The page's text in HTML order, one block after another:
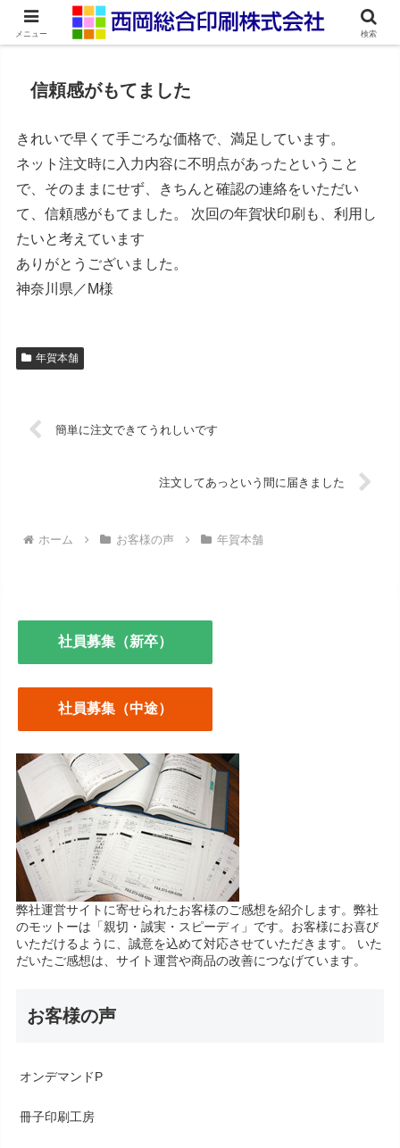
ネット印刷通販・オンデマンド印刷
信頼感がもてました
きれいで早くて手ごろな価格で、満足しています。
ネット注文時に入力内容に不明点があったということ
で、そのままにせず、きちんと確認の連絡をいただい
て、信頼感がもてました。 次回の年賀状印刷も、利用し
たいと考えています
ありがとうございました。
神奈川県／M様
年賀本舗
簡単に注文できてうれしいです
注文してあっという間に届きました
ホーム お客様の声 年賀本舗
社員募集（新卒）
社員募集（中途）
弊社運営サイトに寄せられたお客様のご感想を紹介します。弊社
のモットーは「親切・誠実・スピーディ」です。お客様にお喜び
いただけるように、誠意を込めて対応させていただきます。 いた
だいたご感想は、サイト運営や商品の改善につなげています。
お客様の声
オンデマンドP
冊子印刷工房
メニュー 検索